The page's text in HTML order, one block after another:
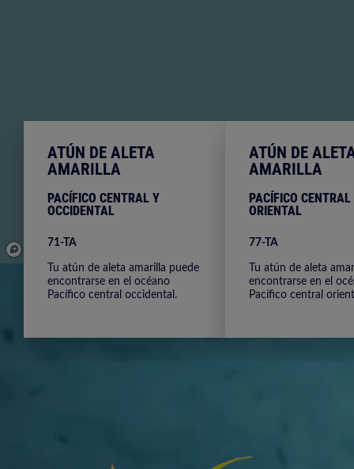
ATÚN DE ALETA
AMARILLA
PACÍFICO CENTRAL Y
OCCIDENTAL
71-TA
Tu atún de aleta amarilla puede
encontrarse en el océano
Pacífico central occidental.
ATÚN DE
AMARILLA
PACÍFICO CENTRAL
ORIENTAL
77-TA
Tu atún de aleta
encontrarse en el
Pacífico central